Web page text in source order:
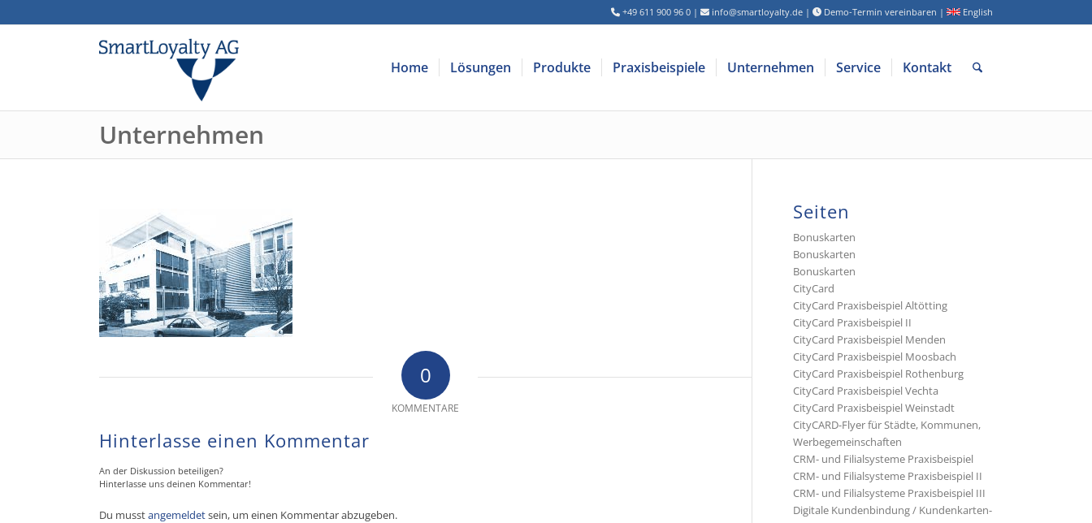
+49 611 900 96 0 | info@smartloyalty.de | Demo-Termin vereinbaren | English
Home Lösungen Produkte Praxisbeispiele Unternehmen Service Kontakt
Unternehmen
0
KOMMENTARE
Hinterlasse einen Kommentar
An der Diskussion beteiligen?
Hinterlasse uns deinen Kommentar!
Du musstangemeldetsein, um einen Kommentar abzugeben.
Seiten
Bonuskarten
Bonuskarten
Bonuskarten
CityCard
CityCard Praxisbeispiel Altötting
CityCard Praxisbeispiel II
CityCard Praxisbeispiel Menden
CityCard Praxisbeispiel Moosbach
CityCard Praxisbeispiel Rothenburg
CityCard Praxisbeispiel Vechta
CityCard Praxisbeispiel Weinstadt
CityCARD-Flyer für Städte, Kommunen,
Werbegemeinschaften
CRM- und Filialsysteme Praxisbeispiel
CRM- und Filialsysteme Praxisbeispiel II
CRM- und Filialsysteme Praxisbeispiel III
Digitale Kundenbindung / Kundenkarten-